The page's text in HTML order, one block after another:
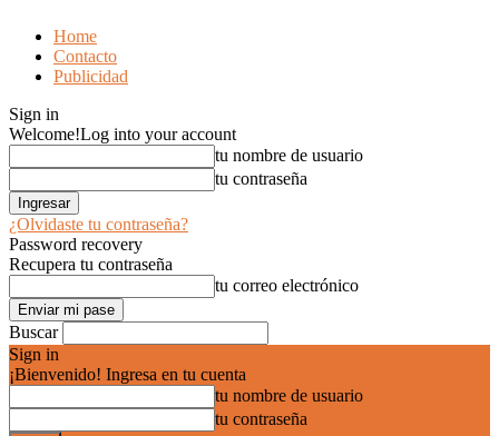
Home
Contacto
Publicidad
Sign in
Welcome!Log into your account
tu nombre de usuario
tu contraseña
¿Olvidaste tu contraseña?
Password recovery
Recupera tu contraseña
tu correo electrónico
Buscar
Sign in
¡Bienvenido! Ingresa en tu cuenta
tu nombre de usuario
tu contraseña